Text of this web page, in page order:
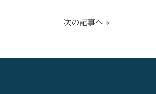
次の記事へ »